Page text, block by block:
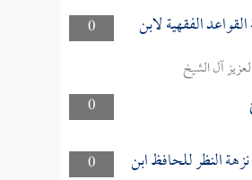
0 الفقهية لابن
آل الشيخ
0
0
النظر للحافظ ابن